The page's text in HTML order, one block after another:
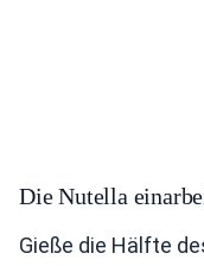
Die Nutella
Gieße die Hälfte